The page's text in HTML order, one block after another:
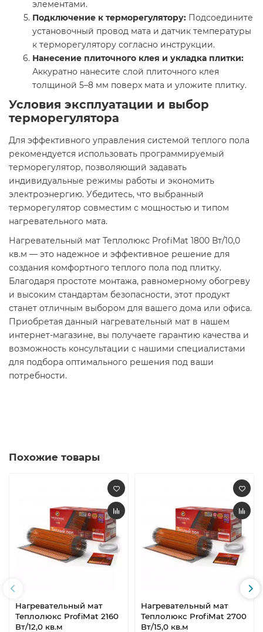
элементами.​
Подключение к терморегулятору: Подсоедините
установочный провод мата и датчик температуры
к терморегулятору согласно инструкции.​
Нанесение плиточного клея и укладка плитки:
Аккуратно нанесите слой плиточного клея
толщиной 5–8 мм поверх мата и уложите плитку.
Условия эксплуатации и выбор
терморегулятора
Для эффективного управления системой теплого пола
рекомендуется использовать программируемый
терморегулятор, позволяющий задавать
индивидуальные режимы работы и экономить
электроэнергию. Убедитесь, что выбранный
терморегулятор совместим с мощностью и типом
нагревательного мата.​
Нагревательный мат Теплолюкс ProfiMat 1800 Вт/10,0
кв.м — это надежное и эффективное решение для
создания комфортного теплого пола под плитку.
Благодаря простоте монтажа, равномерному обогреву
и высоким стандартам безопасности, этот продукт
станет отличным выбором для вашего дома или офиса.
Приобретая данный нагревательный мат в нашем
интернет-магазине, вы получаете гарантию качества и
возможность консультации с нашими специалистами
для подбора оптимального решения под ваши
потребности.​
Похожие товары
Нагревательный мат
Теплолюкс ProfiMat 2160
Вт/12,0 кв.м
Нагревательный мат
Теплолюкс ProfiMat 2700
Вт/15,0 кв.м